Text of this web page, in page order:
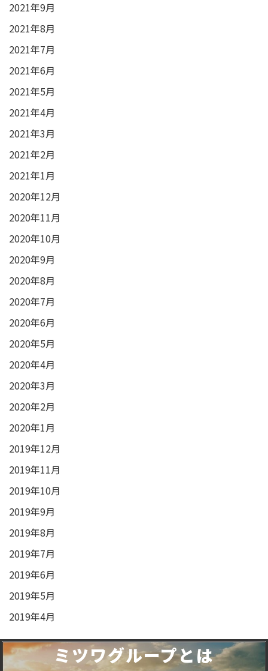
2021年9月
2021年8月
2021年7月
2021年6月
2021年5月
2021年4月
2021年3月
2021年2月
2021年1月
2020年12月
2020年11月
2020年10月
2020年9月
2020年8月
2020年7月
2020年6月
2020年5月
2020年4月
2020年3月
2020年2月
2020年1月
2019年12月
2019年11月
2019年10月
2019年9月
2019年8月
2019年7月
2019年6月
2019年5月
2019年4月
ミツワグループとは